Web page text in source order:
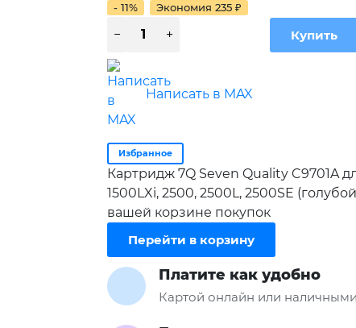
- 11%
Экономия 235 ₽
Написать в MAX
Избранное
Картридж 7Q Seven Quality C9701A
1500LXi, 2500, 2500L, 2500SE
вашей корзине покупок
Перейти в корзину
Платите как удобно
Картой онлайн или